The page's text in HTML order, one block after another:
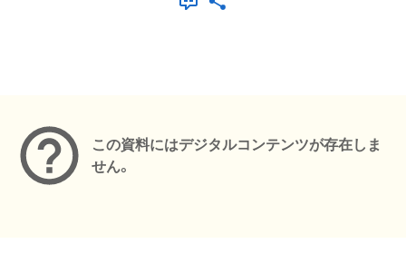
この資料にはデジタルコンテンツが存在しま
せん。